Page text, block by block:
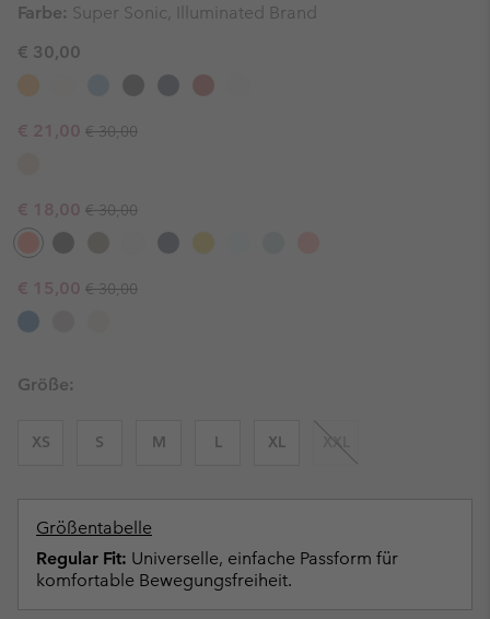
Farbe: Super Sonic, Illuminated Brand
€ 30,00
Sale price:
€ 21,00 Regular price:
€ 30,00
Sale price:
€ 18,00 Regular price:
€ 30,00
Sale price:
€ 15,00 Regular price:
€ 30,00
Größe:
XS S M L XL XXL
Größentabelle
Regular Fit: Universelle, einfache Passform für
komfortable Bewegungsfreiheit.